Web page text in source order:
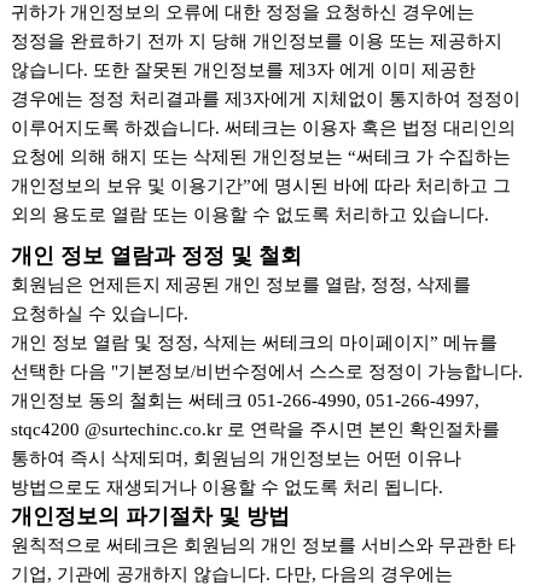
귀하가 개인정보의 오류에 대한 정정을 요청하신 경우에는
정정을 완료하기 전까 지 당해 개인정보를 이용 또는 제공하지
않습니다. 또한 잘못된 개인정보를 제3자 에게 이미 제공한
경우에는 정정 처리결과를 제3자에게 지체없이 통지하여 정정이
이루어지도록 하겠습니다. 써테크는 이용자 혹은 법정 대리인의
요청에 의해 해지 또는 삭제된 개인정보는 “써테크 가 수집하는
개인정보의 보유 및 이용기간”에 명시된 바에 따라 처리하고 그
외의 용도로 열람 또는 이용할 수 없도록 처리하고 있습니다.
개인 정보 열람과 정정 및 철회
회원님은 언제든지 제공된 개인 정보를 열람, 정정, 삭제를
요청하실 수 있습니다.
개인 정보 열람 및 정정, 삭제는 써테크의 마이페이지” 메뉴를
선택한 다음 "기본정보/비번수정에서 스스로 정정이 가능합니다.
개인정보 동의 철회는 써테크 051-266-4990, 051-266-4997,
stqc4200 @surtechinc.co.kr 로 연락을 주시면 본인 확인절차를
통하여 즉시 삭제되며, 회원님의 개인정보는 어떤 이유나
방법으로도 재생되거나 이용할 수 없도록 처리 됩니다.
개인정보의 파기절차 및 방법
원칙적으로 써테크은 회원님의 개인 정보를 서비스와 무관한 타
기업, 기관에 공개하지 않습니다. 다만, 다음의 경우에는